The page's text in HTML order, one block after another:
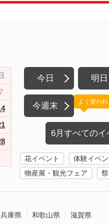
今日 明日
今週末
6月すべてのイ
よく使わ
花イベント
体験イベン
物産展・観光フェア
兵庫県 和歌山県
滋賀県